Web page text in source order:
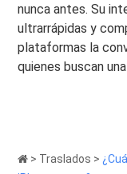
nunca antes. Su
ultrarrápidas y
plataformas la
quienes buscan
> Traslados >